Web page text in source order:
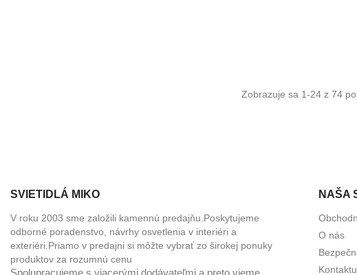
Zobrazuje sa 1-24 z 74
SVIETIDLÁ MIKO
V roku 2003 sme založili kamennú predajňu.Poskytujeme
odborné poradenstvo, návrhy osvetlenia v interiéri a
exteriéri.Priamo v predajni si môžte vybrať zo širokej ponuky
produktov za rozumnú cenu
NAŠA
O nás